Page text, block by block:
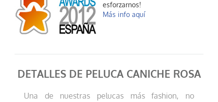
esforzarnos!
Más info aquí
DETALLES DE PELUCA CANICHE ROSA
Una de nuestras pelucas más fashion, no